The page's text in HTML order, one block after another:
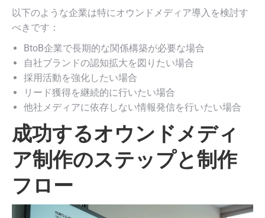
以下のような企業は特にオウンドメディア導入を検討す
べきです：
BtoB企業で長期的な関係構築が必要な場合
自社ブランドの認知拡大を図りたい場合
採用活動を強化したい場合
リード獲得を継続的に行いたい場合
他社メディアに依存しない情報発信を行いたい場合
成功するオウンドメディ
ア制作のステップと制作
フロー